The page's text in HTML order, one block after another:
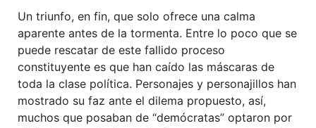
Un triunfo, en fin, que solo ofrece una calma
aparente antes de la tormenta. Entre lo poco que se
puede rescatar de este fallido proceso
constituyente es que han caído las máscaras de
toda la clase política. Personajes y personajillos han
mostrado su faz ante el dilema propuesto, así,
muchos que posaban de “demócratas” optaron por